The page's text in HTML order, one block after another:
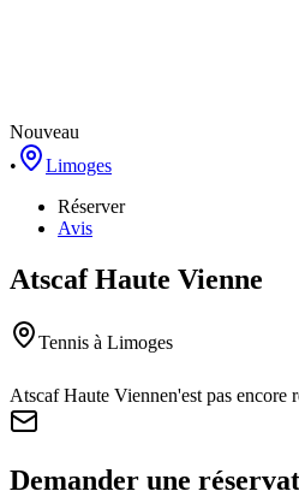
Nouveau
•
Limoges
Réserver
Avis
Atscaf Haute Vienne
Tennis à Limoges
Atscaf Haute Viennen'est pas encore
Demander une